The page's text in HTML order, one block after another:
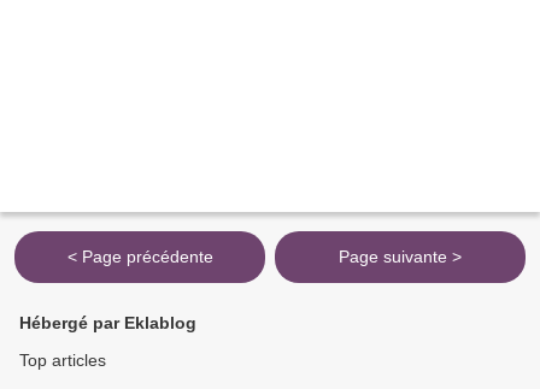
< Page précédente Page suivante >
Hébergé par Eklablog
Top articles